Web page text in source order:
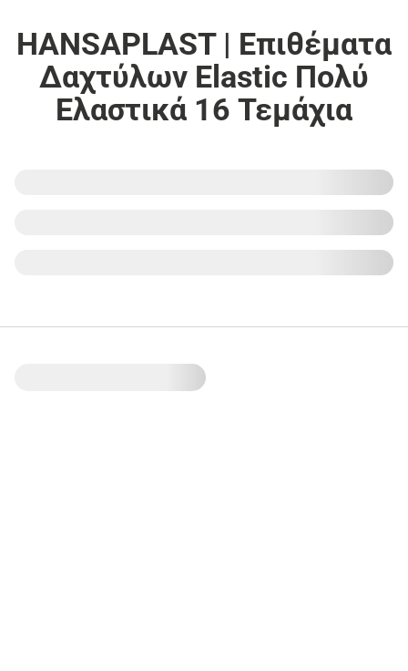
HANSAPLAST | Επιθέματα
Δαχτύλων Elastic Πολύ
Ελαστικά 16 Τεμάχια